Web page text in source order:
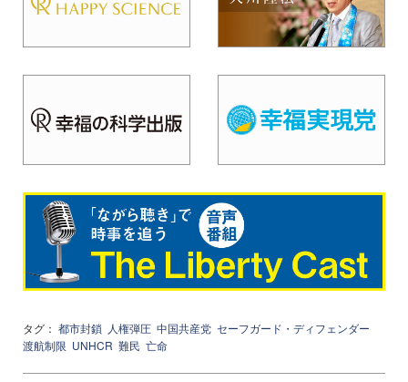
タグ： 都市封鎖 人権弾圧 中国共産党 セーフガード・ディフェンダー
渡航制限 UNHCR 難民 亡命